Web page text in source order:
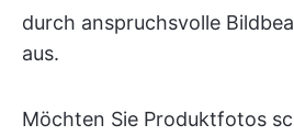
durch anspruchsvolle
aus.
Möchten Sie Produktfotos